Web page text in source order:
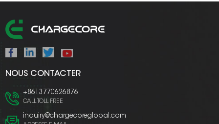
NOUS CONTACTER
+8613770626876
CALL TOLL FREE
inquiry@chargecoreglobal.com